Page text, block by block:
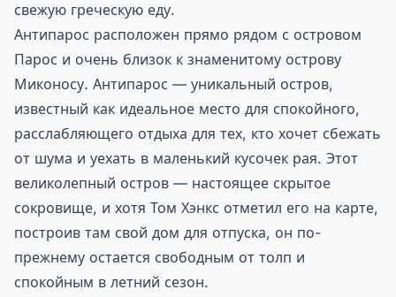
свежую греческую еду.
Антипарос расположен прямо рядом с островом
Парос и очень близок к знаменитому острову
Миконосу. Антипарос — уникальный остров,
известный как идеальное место для спокойного,
расслабляющего отдыха для тех, кто хочет сбежать
от шума и уехать в маленький кусочек рая. Этот
великолепный остров — настоящее скрытое
сокровище, и хотя Том Хэнкс отметил его на карте,
построив там свой дом для отпуска, он по-
прежнему остается свободным от толп и
спокойным в летний сезон.